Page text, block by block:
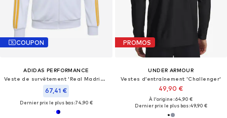
COUPON
ADIDAS PERFORMANCE
Veste de survêtement 'Real Madrid DNA'
67,41 €
Dernier prix le plus bas :74,90 €
PROMOS
UNDER ARMOUR
Vestes d’entraînement 'Challenger'
49,90 €
À l'origine : 64,90 €
Dernier prix le plus bas :49,90 €